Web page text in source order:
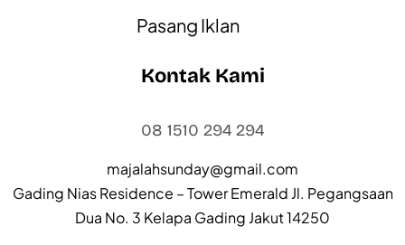
Pasang Iklan
Kontak Kami
08 1510 294 294
majalahsunday@gmail.com
Gading Nias Residence – Tower Emerald Jl. Pegangsaan
Dua No. 3 Kelapa Gading Jakut 14250